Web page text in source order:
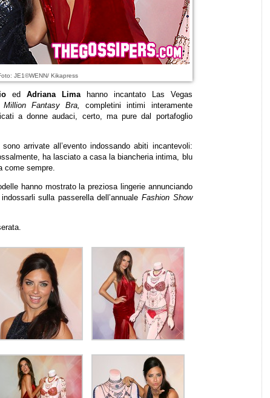
JE1©WENN/ Kikapress
edAdriana Limahanno incantato Las Vegas
Fantasy Bra,
completini intimi interamente
a donne audaci, certo, ma pure dal portafoglio
arrivate all’evento indossando abiti incantevoli:
ha lasciato a casa la biancheria intima, blu
come sempre.
hanno mostrato la preziosa lingerie annunciando
sulla passerella dell’annuale Fashion Show